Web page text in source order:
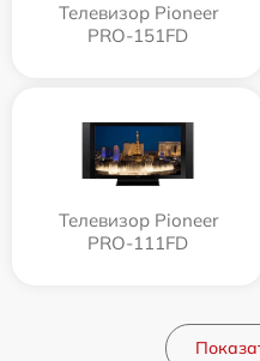
Телевизор Pioneer
PRO-151FD
Телевизор Pioneer
PRO-111FD